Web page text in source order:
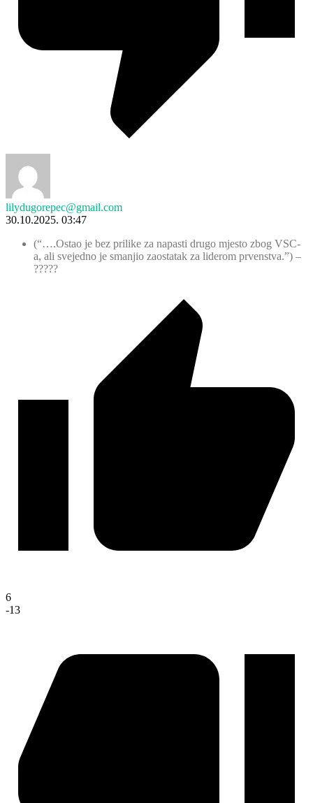
lilydugorepec@gmail.com
30.10.2025. 03:47
(“….Ostao je bez prilike za napasti drugo mjesto zbog VSC-
a, ali svejedno je smanjio zaostatak za liderom prvenstva.”) –
?????
6
-13